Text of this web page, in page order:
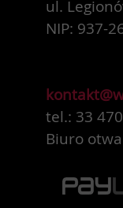
ul.
NIP: 937-
tel.: 33
Biuro